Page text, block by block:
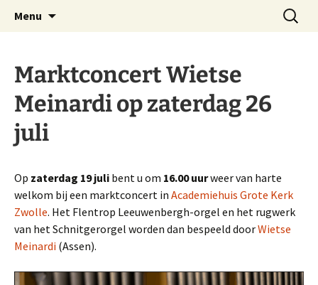
Stichting Schnitgerorgel
Zwolle
Website Schnitgerorgel Grote Kerk Zwolle
Menu
Zoeken
naar:
Marktconcert Wietse
Meinardi op zaterdag 26
juli
Op zaterdag 19 juli bent u om 16.00 uurweer van harte
welkom bij een marktconcert in Academiehuis Grote Kerk
Zwolle. Het Flentrop Leeuwenbergh-orgel en het rugwerk
van het Schnitgerorgel worden dan bespeeld doorWietse
Meinardi (Assen).